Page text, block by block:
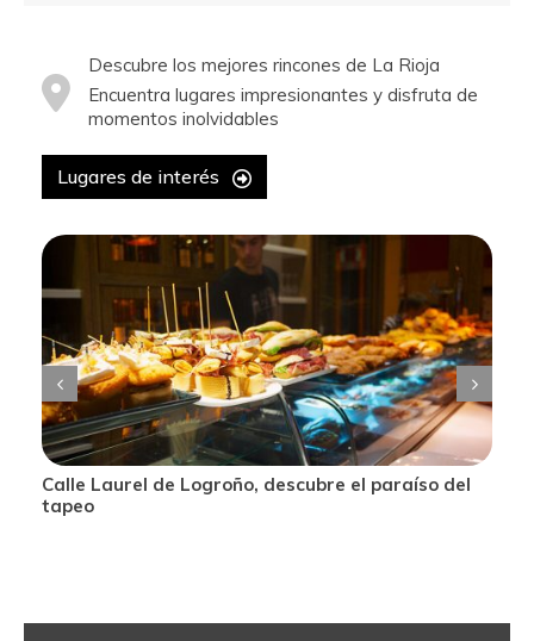
Descubre los mejores rincones de La Rioja
Encuentra lugares impresionantes y disfruta de
momentos inolvidables
Lugares de interés
Calle Laurel de Logroño, descubre el paraíso del
tapeo